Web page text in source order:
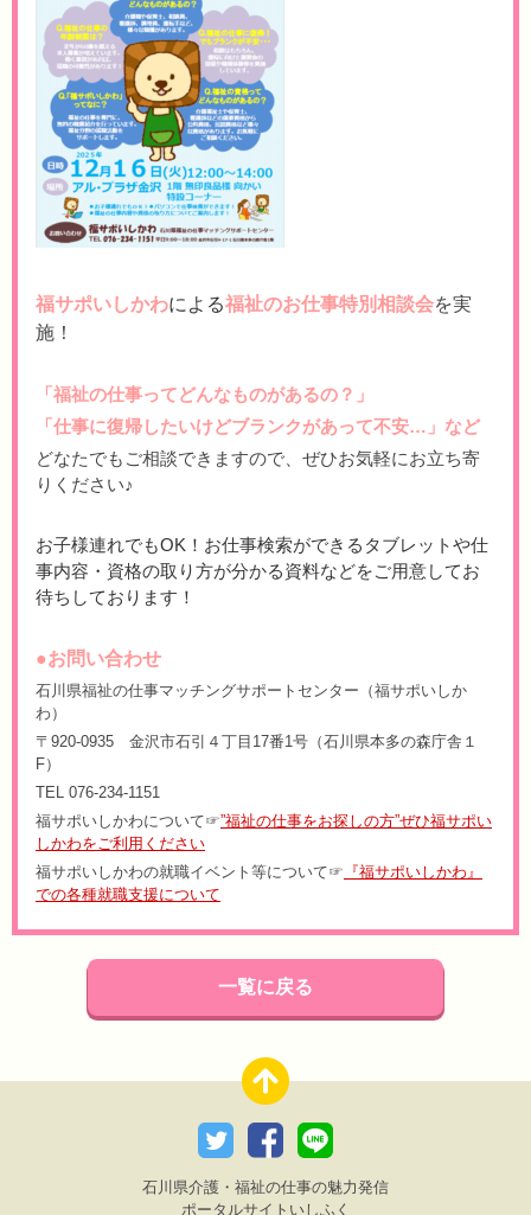
福サポいしかわによる福祉のお仕事特別相談会を実
施！
「福祉の仕事ってどんなものがあるの？」
「仕事に復帰したいけどブランクがあって不安…」など
どなたでもご相談できますので、 ぜひお気軽にお立ち寄
りください♪
お子様連れでもOK！お仕事検索ができるタブレットや仕
事内容・資格の取り方が分かる資料などをご用意してお
待ちしております！
●お問い合わせ
石川県福祉の仕事マッチングサポートセンター（福サポいしか
わ）
〒920-0935 金沢市石引４丁目17番1号（石川県本多の森庁舎１
F）
TEL 076-234-1151
福サポいしかわについて☞”福祉の仕事をお探しの方”ぜひ福サポい
しかわをご利用ください
福サポいしかわの就職イベント等について☞ 『福サポいしかわ』
での各種就職支援について
一覧に戻る
石川県介護・福祉の仕事の魅力発信
ポータルサイトいしふく